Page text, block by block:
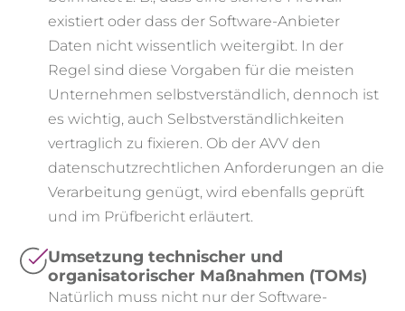
existiert oder dass der Software-Anbieter
Daten nicht wissentlich weitergibt. In der
Regel sind diese Vorgaben für die meisten
Unternehmen selbstverständlich, dennoch ist
es wichtig, auch Selbstverständlichkeiten
vertraglich zu fixieren. Ob der AVV den
datenschutzrechtlichen Anforderungen an die
Verarbeitung genügt, wird ebenfalls geprüft
und im Prüfbericht erläutert.
Umsetzung technischer und
organisatorischer Maßnahmen (TOMs)
Natürlich muss nicht nur der Software-